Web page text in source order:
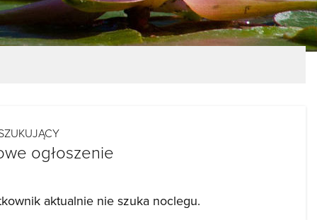
ogłoszenie
aktualnie nie szuka noclegu.